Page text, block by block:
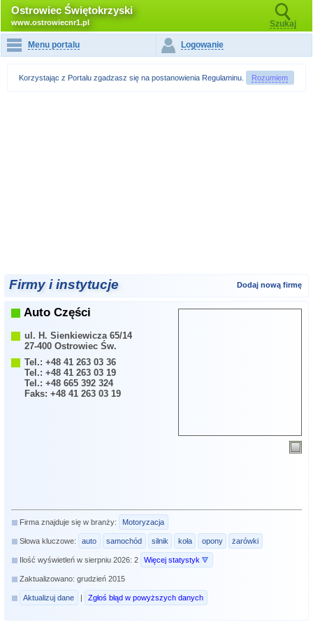
Ostrowiec Świętokrzyski
www.ostrowiecnr1.pl Szukaj
Menu portalu Logowanie
Korzystając z Portalu zgadzasz się na postanowienia Regulaminu Rozumiem
Firmy i instytucje Dodaj nową firmę
Auto Części
ul. H. Sienkiewicza 65/14
27-400 Ostrowiec Św.
Tel.: +48 41 263 03 36
Tel.: +48 41 263 03 19
Tel.: +48 665 392 324
Faks: +48 41 263 03 19
Firma znajduje się w branży: Motoryzacja
Słowa kluczowe: auto samochód silnik koła opony żarówki
Ilość wyświetleń w sierpniu 2026: 2 Więcej statystyk
Zaktualizowano: grudzień 2015
Aktualizuj dane | Zgłoś błąd w powyższych danych